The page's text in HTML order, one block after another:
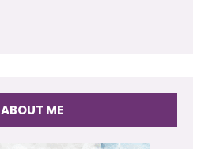
ABOUT ME